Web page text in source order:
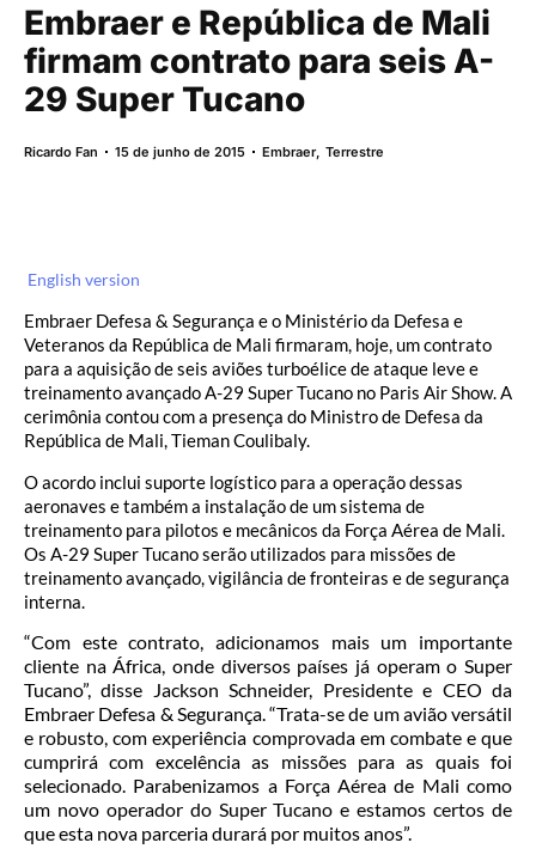
Embraer e República de Mali
firmam contrato para seis A-
29 Super Tucano
Ricardo Fan 15 de junho de 2015 Embraer,Terrestre
English version
Embraer Defesa & Segurança e o Ministério da Defesa e
Veteranos da República de Mali firmaram, hoje, um contrato
para a aquisição de seis aviões turboélice de ataque leve e
treinamento avançado A-29 Super Tucano no Paris Air Show. A
cerimônia contou com a presença do Ministro de Defesa da
República de Mali, Tieman Coulibaly.
O acordo inclui suporte logístico para a operação dessas
aeronaves e também a instalação de um sistema de
treinamento para pilotos e mecânicos da Força Aérea de Mali.
Os A-29 Super Tucano serão utilizados para missões de
treinamento avançado, vigilância de fronteiras e de segurança
interna.
“Com este contrato, adicionamos mais um importante
cliente na África, onde diversos países já operam o Super
Tucano”, disse Jackson Schneider, Presidente e CEO da
Embraer Defesa & Segurança. “Trata-se de um avião versátil
e robusto, com experiência comprovada em combate e que
cumprirá com excelência as missões para as quais foi
selecionado. Parabenizamos a Força Aérea de Mali como
um novo operador do Super Tucano e estamos certos de
que esta nova parceria durará por muitos anos”.